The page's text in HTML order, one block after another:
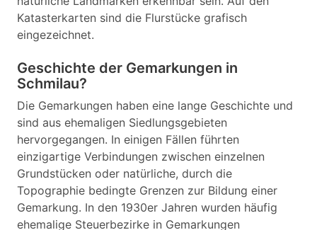
Katasterkarten sind die Flurstücke grafisch
eingezeichnet.
Geschichte der Gemarkungen in
Schmilau?
Die Gemarkungen haben eine lange Geschichte und
sind aus ehemaligen Siedlungsgebieten
hervorgegangen. In einigen Fällen führten
einzigartige Verbindungen zwischen einzelnen
Grundstücken oder natürliche, durch die
Topographie bedingte Grenzen zur Bildung einer
Gemarkung. In den 1930er Jahren wurden häufig
ehemalige Steuerbezirke in Gemarkungen